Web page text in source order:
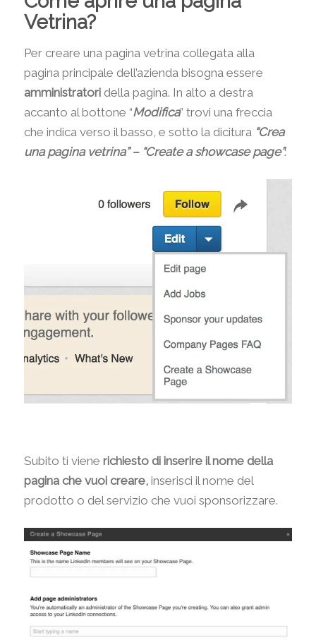
Vetrina?
Per creare una pagina vetrina collegata alla
pagina principale dell’azienda bisogna essere
amministratoridella pagina. In alto a destra
accanto al bottone “Modifica” trovi una freccia
che indica verso il basso, e sotto la dicitura“Crea
una pagina vetrina” – “Create a showcase page”:
Subito ti viene richiesto di inserire il nome della
pagina che vuoi creare,inserisci il nome del
prodotto o del servizio che vuoi sponsorizzare.